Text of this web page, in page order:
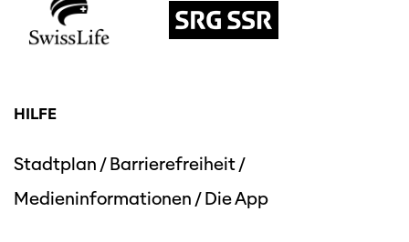
HILFE
Stadtplan /Barrierefreiheit/
Medieninformationen /Die App